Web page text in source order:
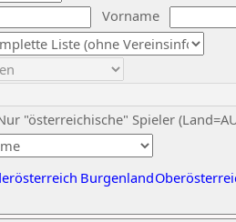
Vorname
"österreichische" Spieler
Burgenland